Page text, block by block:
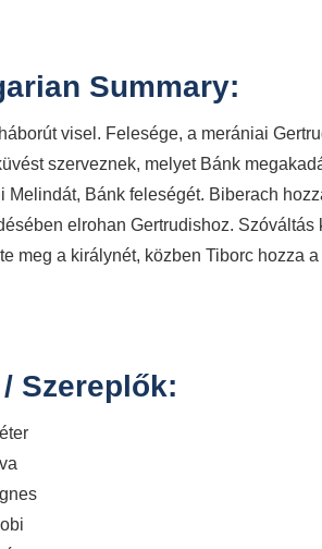
Summary:
háborút visel. Felesége, a merániai
szerveznek, melyet Bánk
Melindát, Bánk feleségét. Biberach
elrohan Gertrudishoz.
meg a királynét, közben Tiborc hozza
Szereplők: